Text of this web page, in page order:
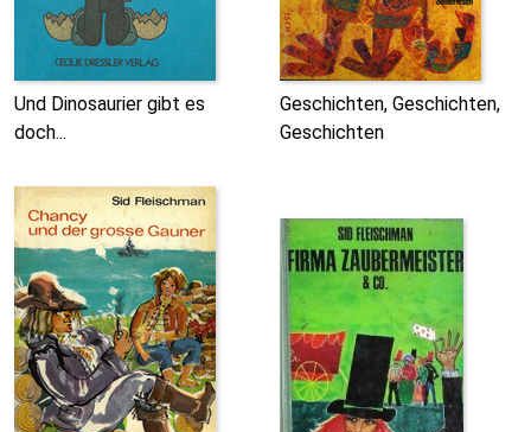
Und Dinosaurier gibt es
doch...
Geschichten, Geschichten,
Geschichten